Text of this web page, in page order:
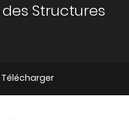
Structures
Télécharger